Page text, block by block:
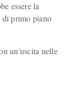
essere la
di primo piano
un'uscita nelle